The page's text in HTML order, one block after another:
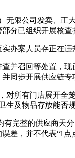
限公司发卖、正
分已组织开展核查
案人员存正在违
召回等处置，现
同步开展供应链专
所有门店展开全
及物品存放能否规
完整的供应商天
，并不代表“1点